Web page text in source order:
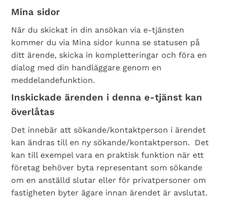
Mina sidor
När du skickat in din ansökan via e-tjänsten
kommer du via Mina sidor kunna se statusen på
ditt ärende, skicka in kompletteringar och föra en
dialog med din handläggare genom en
meddelandefunktion.
Inskickade ärenden i denna e-tjänst kan
överlåtas
Det innebär att sökande/kontaktperson i ärendet
kan ändras till en ny sökande/kontaktperson. Det
kan till exempel vara en praktisk funktion när ett
företag behöver byta representant som sökande
om en anställd slutar eller för privatpersoner om
fastigheten byter ägare innan ärendet är avslutat.